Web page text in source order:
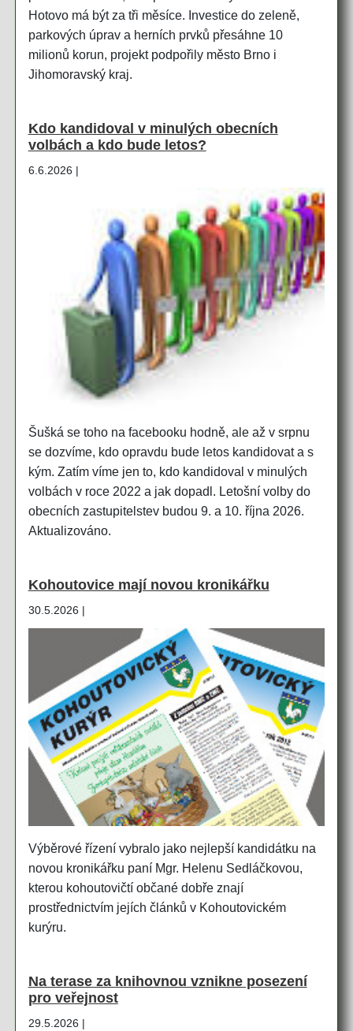
Hotovo má být za tři měsíce. Investice do zeleně,
parkových úprav a herních prvků přesáhne 10
milionů korun, projekt podpořily město Brno i
Jihomoravský kraj.
Kdo kandidoval v minulých obecních
volbách a kdo bude letos?
6.6.2026 |
Šušká se toho na facebooku hodně, ale až v srpnu
se dozvíme, kdo opravdu bude letos kandidovat a s
kým. Zatím víme jen to, kdo kandidoval v minulých
volbách v roce 2022 a jak dopadl. Letošní volby do
obecních zastupitelstev budou 9. a 10. října 2026.
Aktualizováno.
Kohoutovice mají novou kronikářku
30.5.2026 |
Výběrové řízení vybralo jako nejlepší kandidátku na
novou kronikářku paní Mgr. Helenu Sedláčkovou,
kterou kohoutovičtí občané dobře znají
prostřednictvím jejích článků v Kohoutovickém
kurýru.
Na terase za knihovnou vznikne posezení
pro veřejnost
29.5.2026 |